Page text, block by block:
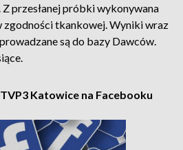
Z przesłanej próbki wykonywana
zgodności tkankowej. Wyniki wraz
są do bazy Dawców.
Katowice na Facebooku